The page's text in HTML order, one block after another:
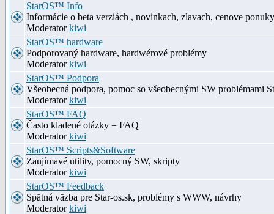
StarOS™ Info
Informácie o beta verziách , novinkach, zlavach, cenove ponuky
Moderatorkiwi
StarOS™ hardware
Podporovaný hardware, hardwérové problémy
Moderatorkiwi
StarOS™ Podpora
Všeobecná podpora, pomoc so všeobecnými SW problémami
Moderatorkiwi
StarOS™ FAQ
Často kladené otázky = FAQ
Moderatorkiwi
StarOS™ Scripts&Software
Zaujímavé utility, pomocný SW, skripty
Moderatorkiwi
StarOS™ Feedback
Spätná väzba pre Star-os.sk, problémy s WWW, návrhy
Moderatorkiwi